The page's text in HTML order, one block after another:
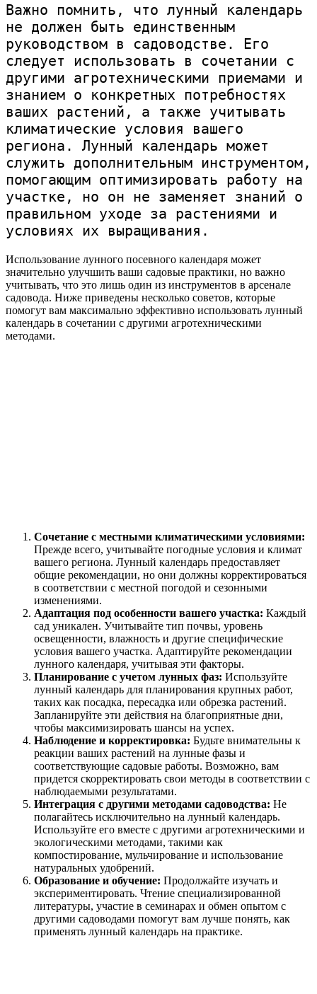
Важно помнить, что лунный календарь
не должен быть единственным
руководством в садоводстве. Его
следует использовать в сочетании с
другими агротехническими приемами и
знанием о конкретных потребностях
ваших растений, а также учитывать
климатические условия вашего
региона. Лунный календарь может
служить дополнительным инструментом,
помогающим оптимизировать работу на
участке, но он не заменяет знаний о
правильном уходе за растениями и
условиях их выращивания.
Использование лунного посевного календаря может
значительно улучшить ваши садовые практики, но важно
учитывать, что это лишь один из инструментов в арсенале
садовода. Ниже приведены несколько советов, которые
помогут вам максимально эффективно использовать лунный
календарь в сочетании с другими агротехническими
методами.
Сочетание с местными климатическими условиями:
Прежде всего, учитывайте погодные условия и климат
вашего региона. Лунный календарь предоставляет
общие рекомендации, но они должны корректироваться
в соответствии с местной погодой и сезонными
изменениями.
Адаптация под особенности вашего участка: Каждый
сад уникален. Учитывайте тип почвы, уровень
освещенности, влажность и другие специфические
условия вашего участка. Адаптируйте рекомендации
лунного календаря, учитывая эти факторы.
Планирование с учетом лунных фаз: Используйте
лунный календарь для планирования крупных работ,
таких как посадка, пересадка или обрезка растений.
Запланируйте эти действия на благоприятные дни,
чтобы максимизировать шансы на успех.
Наблюдение и корректировка: Будьте внимательны к
реакции ваших растений на лунные фазы и
соответствующие садовые работы. Возможно, вам
придется скорректировать свои методы в соответствии с
наблюдаемыми результатами.
Интеграция с другими методами садоводства: Не
полагайтесь исключительно на лунный календарь.
Используйте его вместе с другими агротехническими и
экологическими методами, такими как
компостирование, мульчирование и использование
натуральных удобрений.
Образование и обучение: Продолжайте изучать и
экспериментировать. Чтение специализированной
литературы, участие в семинарах и обмен опытом с
другими садоводами помогут вам лучше понять, как
применять лунный календарь на практике.